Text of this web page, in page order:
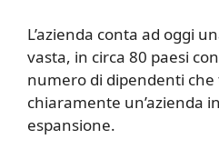
L’azienda conta ad oggi
vasta, in circa 80 paesi
numero di dipendenti che
chiaramente un’azienda
espansione.